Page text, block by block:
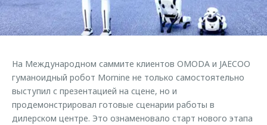
Страхование
Кредитный калькулятор
Одежда и сувениры
Оригинальные аксессуары
Запчасти
Клиентская поддержка
O&J Автоклуб
Приложение O&J
Аксессуары
Одежда и сувениры
Обратная связь
На Международном саммите клиентов OMODA и JAECOO
гуманоидный робот Mornine не только самостоятельно
выступил с презентацией на сцене, но и
продемонстрировал готовые сценарии работы в
дилерском центре. Это ознаменовало старт нового этапа